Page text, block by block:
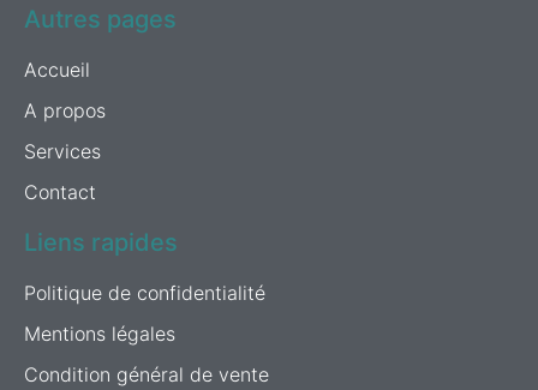
Autres pages
Accueil
A propos
Services
Contact
Liens rapides
Politique de confidentialité
Mentions légales
Condition général de vente